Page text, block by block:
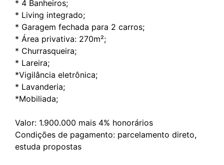
* 4 Banheiros;
* Living integrado;
* Garagem fechada para 2 carros;
* Área privativa: 270m²;
* Churrasqueira;
* Lareira;
*Vigilância eletrônica;
* Lavanderia;
*Mobiliada;
Valor: 1.900.000 mais 4% honorários
Condições de pagamento: parcelamento direto,
estuda propostas